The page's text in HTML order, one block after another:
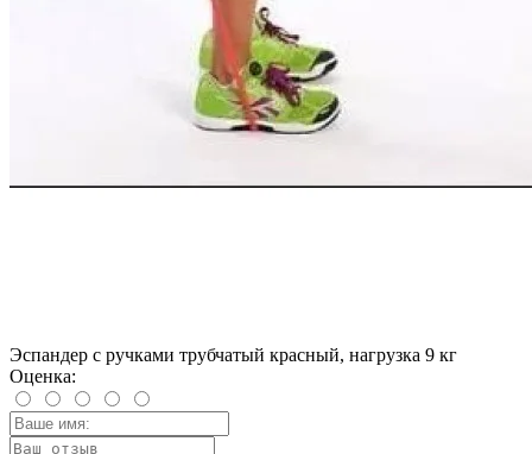
Эспандер с ручками трубчатый красный, нагрузка 9 кг
Оценка: